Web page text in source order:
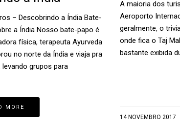
– Descobrindo a Índia Bate-
a Índia Nosso bate-papo é
física, terapeuta Ayurveda
no norte da Índia e viaja pra
grupos para
MORE
A maioria dos
Aeroporto
geralmente, o
onde fica o Taj
bastante exibida
14 NOVEMBRO 2017